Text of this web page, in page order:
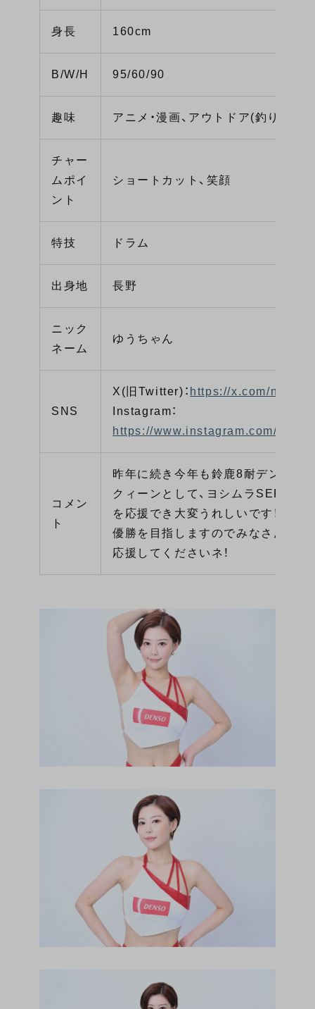
身長 160cm
B/W/H 95/60/90
趣味 アニメ・漫画、アウトドア(釣り・海)
チャー
ムポイ
ント
ショートカット、笑顔
特技 ドラム
出身地 長野
ニック
ネーム
ゆうちゃん
SNS
X(旧Twitter)： https://x.com/
Instagram：
https://www.instagram.com/
コメン
ト
昨年に続き今年も鈴鹿8耐デンソー
クィーンとして、ヨシムラSERT
を応援でき大変うれしいです！
優勝を目指しますのでみなさんも一
応援してくださいネ！